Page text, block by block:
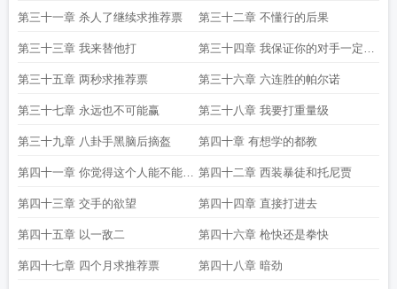
拳手
第三十一章 杀人了继续求推荐票 第三十二章 不懂行的后果
第三十三章 我来替他打 第三十四章 我保证你的对手一定是
我
第三十五章 两秒求推荐票 第三十六章 六连胜的帕尔诺
第三十七章 永远也不可能赢 第三十八章 我要打重量级
第三十九章 八卦手黑脑后摘盔 第四十章 有想学的都教
第四十一章 你觉得这个人能不能上
奥运会
第四十二章 西装暴徒和托尼贾
第四十三章 交手的欲望 第四十四章 直接打进去
第四十五章 以一敌二 第四十六章 枪快还是拳快
第四十七章 四个月求推荐票 第四十八章 暗劲